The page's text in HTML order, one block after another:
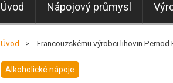
Úvod Nápojový průmysl
Úvod Francouzskému výrobci lihovin
Alkoholické nápoje